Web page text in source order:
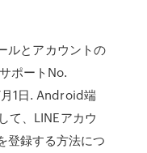
ルとアカウントの
ポートNo.
1日. Android端
て、LINEアカウ
登録する方法につ